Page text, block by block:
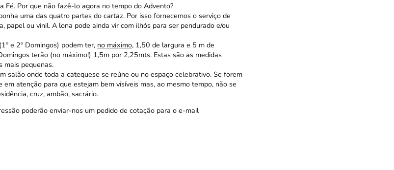
Fé. Por que não fazê-lo agora no tempo do Advento?
uma das quatro partes do cartaz. Por isso fornecemos o serviço de
papel ou vinil. A lona pode ainda vir com ilhós para ser pendurado e/ou
e 2º Domingos) podem ter, no máximo, 1,50 de largura e 5 m de
terão (no máximo!) 1,5m por 2,25mts. Estas são as medidas
mais pequenas.
salão onde toda a catequese se reúne ou no espaço celebrativo. Se forem
atenção para que estejam bem visíveis mas, ao mesmo tempo, não se
cruz, ambão, sacrário.
poderão enviar-nos um pedido de cotação para o e-mail